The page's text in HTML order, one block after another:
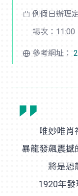
例假日辦理
場次：11:00
參考網址：
唯妙唯肖
暴龍發飆震撼
將是恐
1920年發